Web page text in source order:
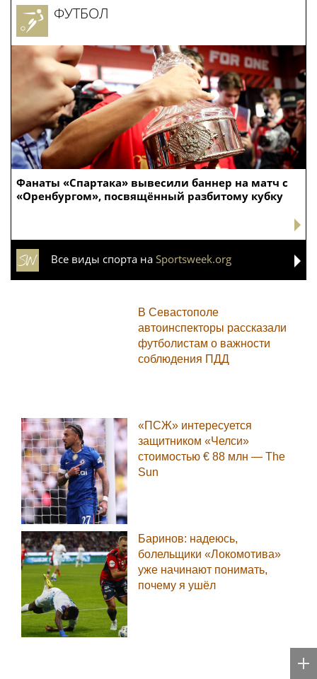
Фанаты «Спартака» вывесили баннер на матч с
«Оренбургом», посвящённый разбитому кубку
ФУТБОЛ
Все виды спорта на Sportsweek.org
В Севастополе
автоинспекторы рассказали
футболистам о важности
соблюдения ПДД
«ПСЖ» интересуется
защитником «Челси»
стоимостью € 88 млн — The
Sun
Баринов: надеюсь,
болельщики «Локомотива»
уже начинают понимать,
почему я ушёл